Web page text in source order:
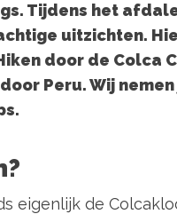
Tijdens het
uitzichten.
door de Colca
Peru. Wij
eigenlijk de